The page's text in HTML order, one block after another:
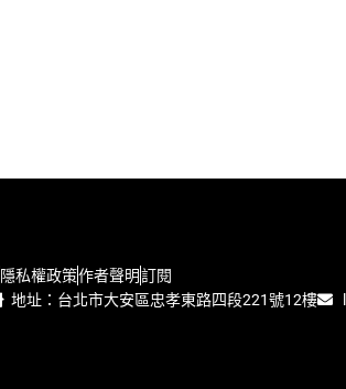
隱私權政策作者聲明訂閱
地址：台北市大安區忠孝東路四段221號12樓